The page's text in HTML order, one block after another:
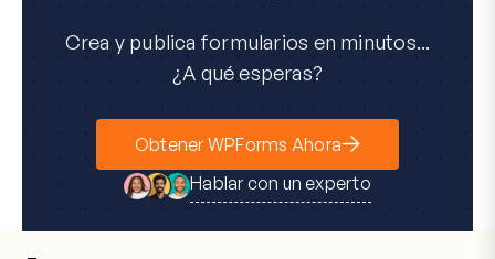
Crea y publica formularios en minutos...
¿A qué esperas?
Obtener WPForms Ahora
Hablar con un experto